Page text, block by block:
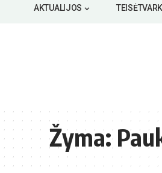
AKTUALIJOS
Žyma: